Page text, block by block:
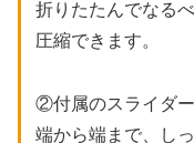
折りたたんでなる
圧縮できます。
②付属のスライダー
端から端まで、し